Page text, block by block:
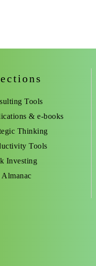
Tools
& e-books
Thinking
Tools
Investing
Almanac